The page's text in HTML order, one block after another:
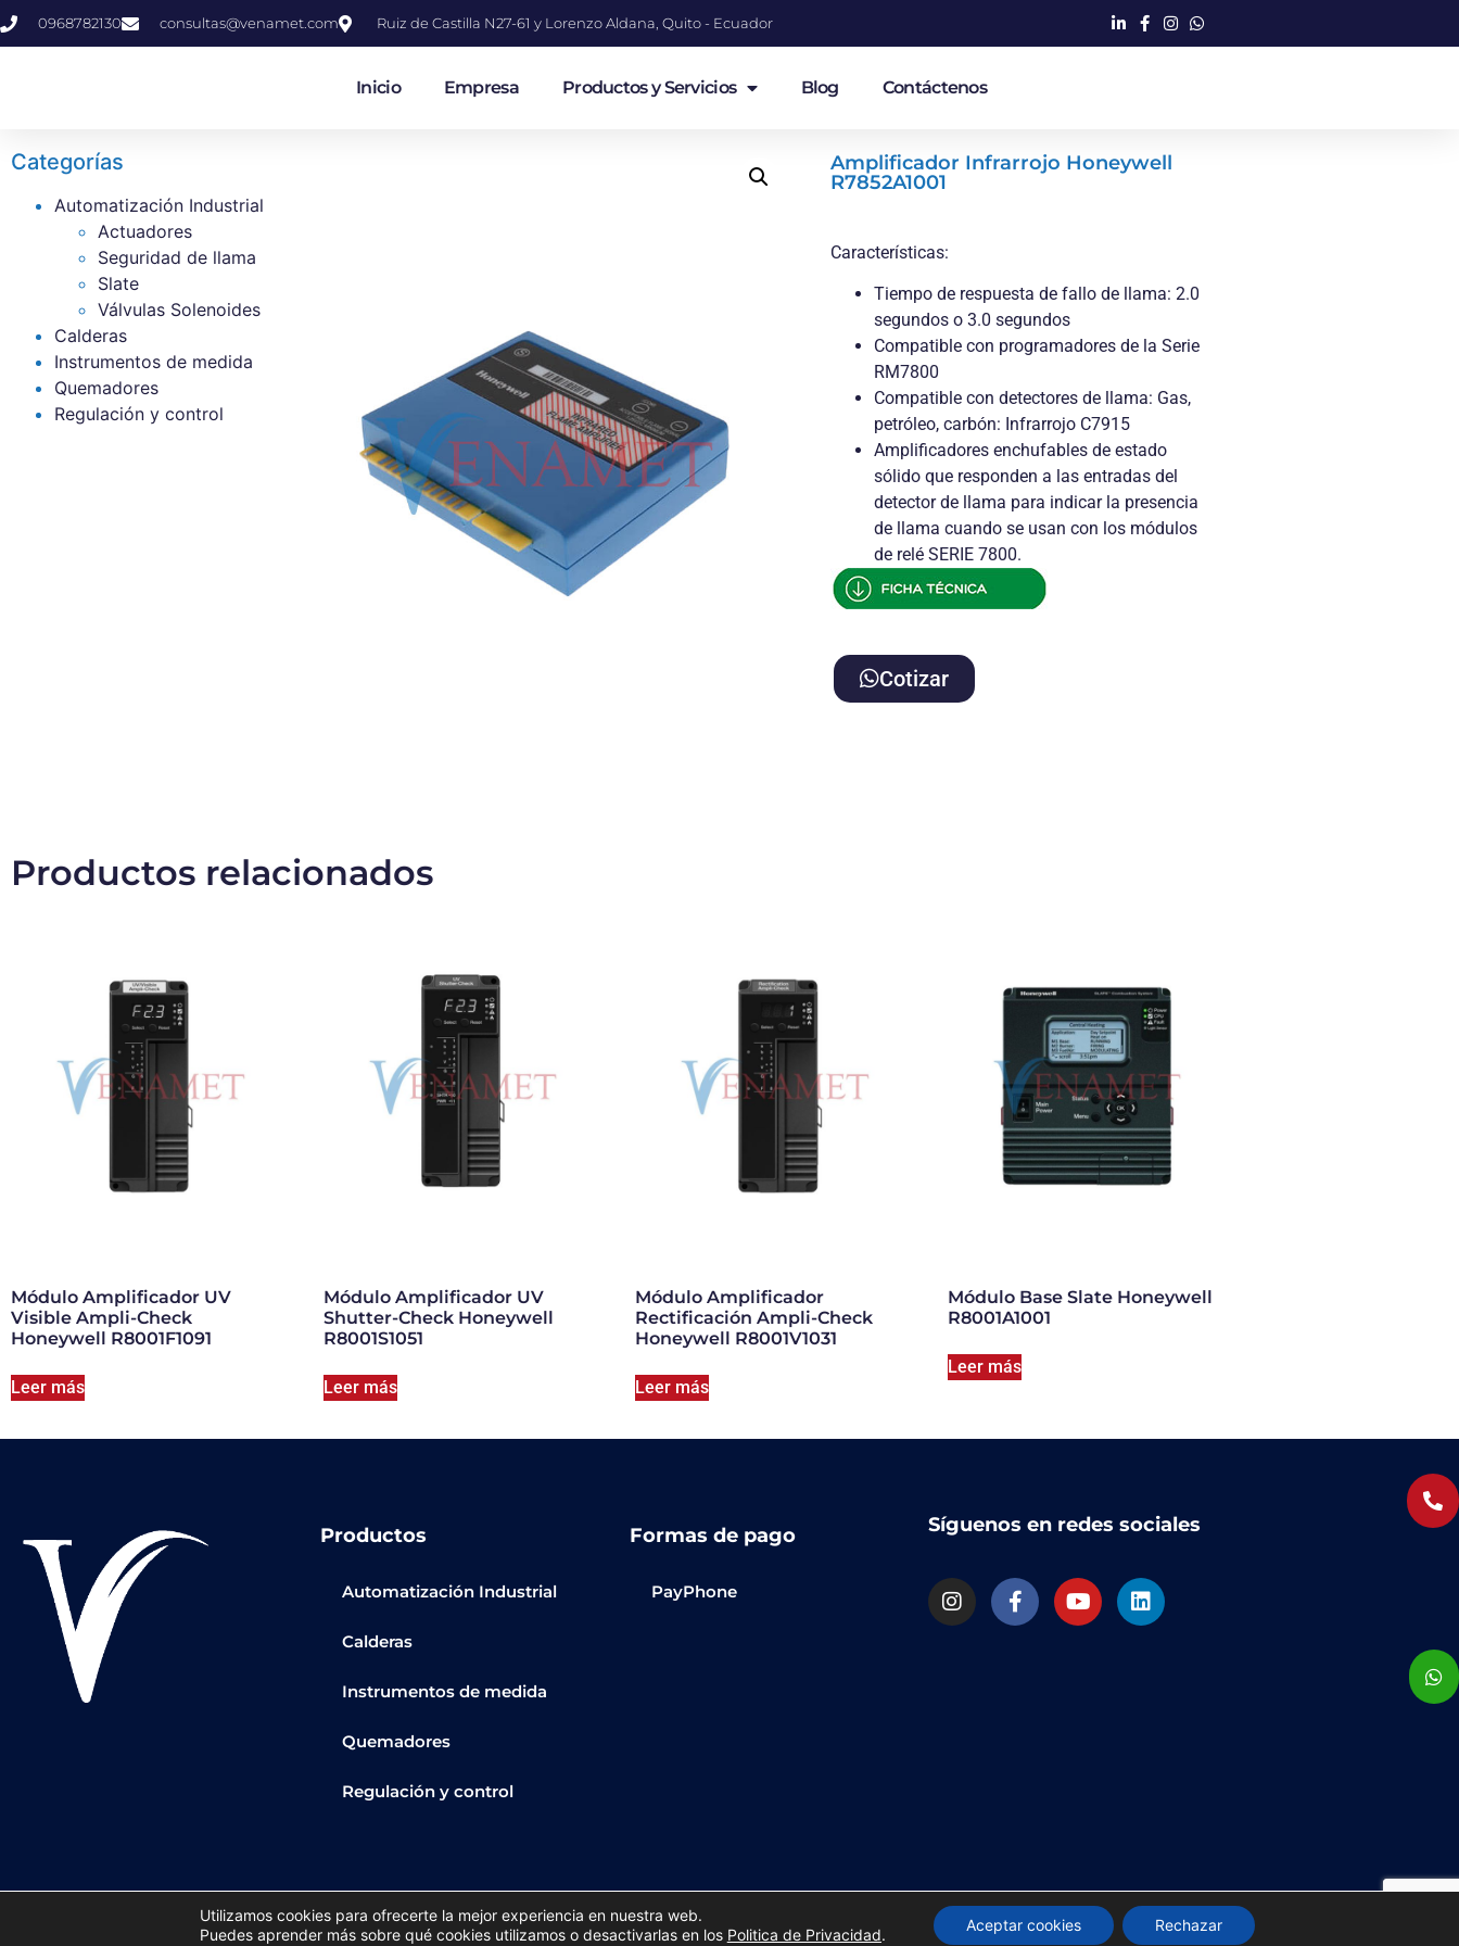
0968782130 consultas@venamet.com Ruiz de Castilla N27-61 y Lorenzo Aldana, Quito - Ecuador
Inicio Empresa Productos y Servicios Blog Contáctenos
Categorías
Automatización Industrial
Actuadores
Seguridad de llama
Slate
Válvulas Solenoides
Calderas
Instrumentos de medida
Quemadores
Regulación y control
Amplificador Infrarrojo Honeywell
R7852A1001
Características:
Tiempo de respuesta de fallo de llama: 2.0
segundos o 3.0 segundos
Compatible con programadores de la Serie
RM7800
Compatible con detectores de llama: Gas,
petróleo, carbón: Infrarrojo C7915
Amplificadores enchufables de estado
sólido que responden a las entradas del
detector de llama para indicar la presencia
de llama cuando se usan con los módulos
de relé SERIE 7800.
Cotizar
Productos relacionados
Módulo Amplificador UV
Visible Ampli-Check
Honeywell R8001F1091
Leer más
Módulo Amplificador UV
Shutter-Check Honeywell
R8001S1051
Leer más
Módulo Amplificador
Rectificación Ampli-Check
Honeywell R8001V1031
Leer más
Módulo Base Slate Honeywell
R8001A1001
Leer más
Productos
Automatización Industrial
Calderas
Instrumentos de medida
Quemadores
Regulación y control
Formas de pago
PayPhone
Síguenos en redes sociales
Copyright © 2023 todos los derechos reservados Política de Privacidad Hecho con Desager
Utilizamos cookies para ofrecerte la mejor experiencia en nuestra web.
Puedes aprender más sobre qué cookies utilizamos o desactivarlas en los Politica de Privacidad.
Aceptar cookies Rechazar